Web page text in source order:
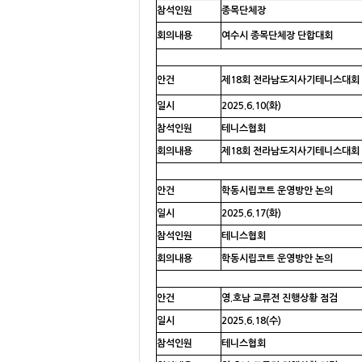
참석인원 종목단체장
회의내용 여수시 종목단체장 단합대회
안건 제18회 전라남도지사기테니스대회
일시 2025.6.10(화)
참석인원 테니스협회
회의내용 제18회 전라남도지사기테니스대회
안건 학동시립코트 운영방안 논의
일시 2025.6.17(화)
참석인원 테니스협회
회의내용 학동시립코트 운영방안 논의
안건 영.호남 교류전 진행상황 점검
일시 2025.6.18(수)
참석인원 테니스협회